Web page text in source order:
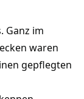
Ganz im
waren
gepflegten